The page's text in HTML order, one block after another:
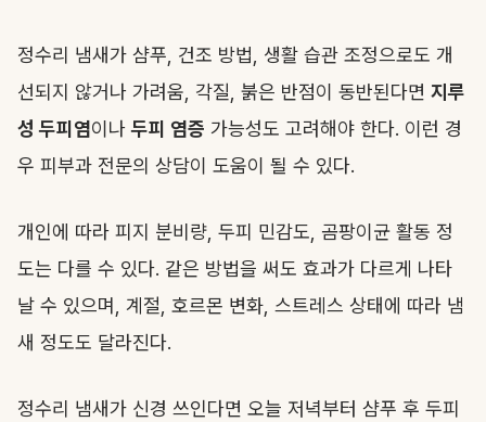
정수리 냄새가 샴푸, 건조 방법, 생활 습관 조정으로도 개
선되지 않거나 가려움, 각질, 붉은 반점이 동반된다면 지루
성 두피염이나두피 염증 가능성도 고려해야 한다. 이런 경
우 피부과 전문의 상담이 도움이 될 수 있다.
개인에 따라 피지 분비량, 두피 민감도, 곰팡이균 활동 정
도는 다를 수 있다. 같은 방법을 써도 효과가 다르게 나타
날 수 있으며, 계절, 호르몬 변화, 스트레스 상태에 따라 냄
새 정도도 달라진다.
정수리 냄새가 신경 쓰인다면 오늘 저녁부터 샴푸 후 두피